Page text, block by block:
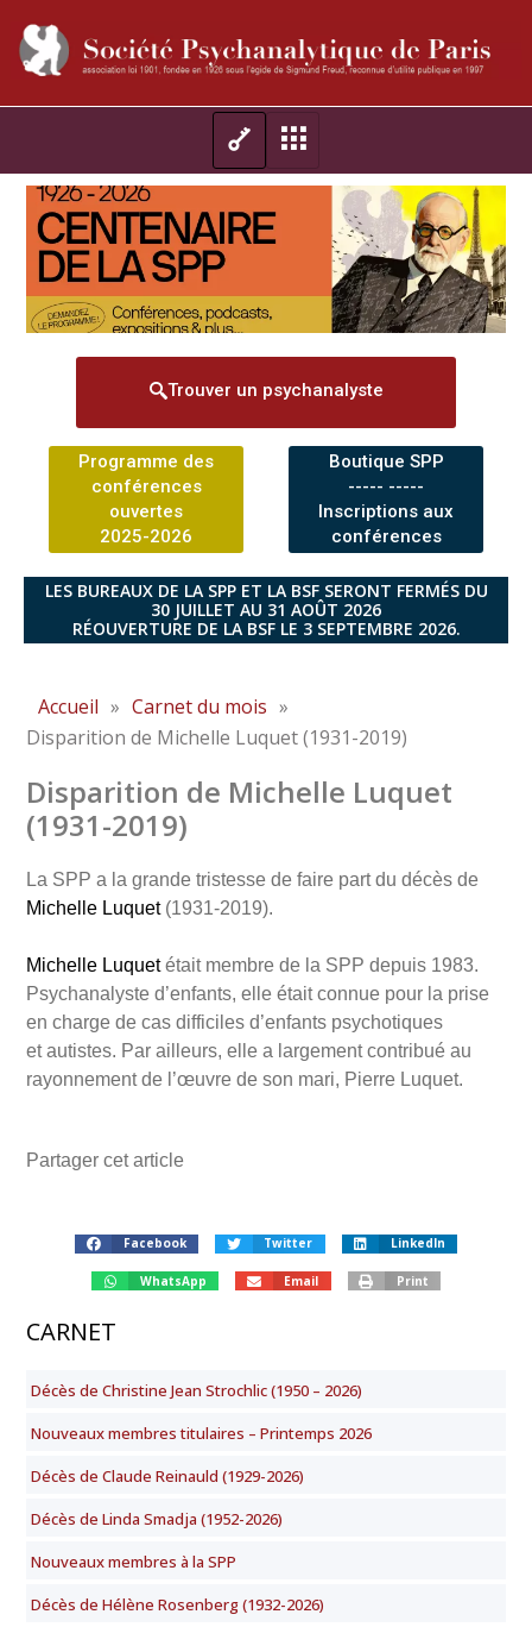
Trouver un psychanalyste
Programme des
conférences
ouvertes
2025-2026
Boutique SPP
----- -----
Inscriptions aux
conférences
LES BUREAUX DE LA SPP ET LA BSF SERONT FERMÉS DU
30 JUILLET AU 31 AOÛT 2026
RÉOUVERTURE DE LA BSF LE 3 SEPTEMBRE 2026.
Accueil » Carnet du mois »
Disparition de Michelle Luquet (1931-2019)
Disparition de Michelle Luquet
(1931-2019)
La SPP a la grande tristesse de faire part du décès de
Michelle Luquet(1931-2019).
Michelle Luquetétait membre de la SPP depuis 1983.
Psychanalyste d’enfants, elle était connue pour la prise
en charge de cas difficiles d’enfants psychotiques
et autistes. Par ailleurs, elle a largement contribué au
rayonnement de l’œuvre de son mari, Pierre Luquet.
Partager cet article
Facebook Twitter LinkedIn
WhatsApp Email Print
CARNET
Décès de Christine Jean Strochlic (1950 – 2026)
Nouveaux membres titulaires – Printemps 2026
Décès de Claude Reinauld (1929-2026)
Décès de Linda Smadja (1952-2026)
Nouveaux membres à la SPP
Décès de Hélène Rosenberg (1932-2026)